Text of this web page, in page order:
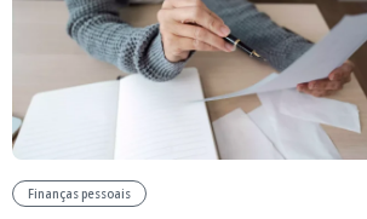
Finanças pessoais